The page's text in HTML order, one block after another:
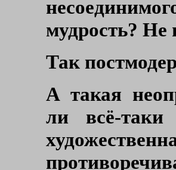
мудрость? Не
Так
А такая
ли всё-